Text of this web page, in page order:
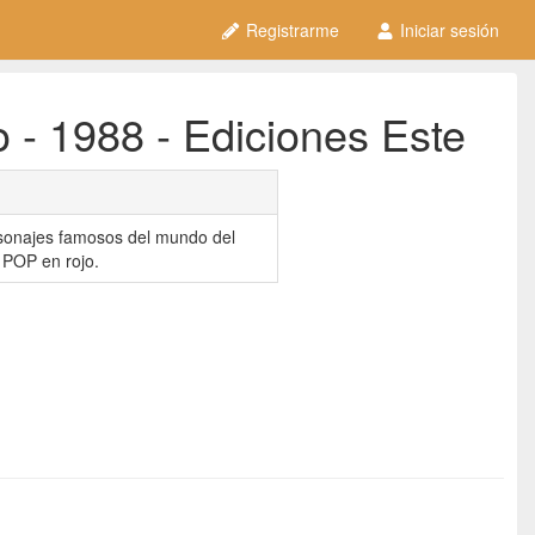
Registrarme Iniciar sesión
- 1988 - Ediciones Este
famosos del mundo del
en rojo.